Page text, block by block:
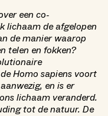
een co-
lichaam de afgelopen
de manier waarop
telen en fokken?
Homo sapiens voort
en is er
lichaam veranderd.
tot de natuur. De